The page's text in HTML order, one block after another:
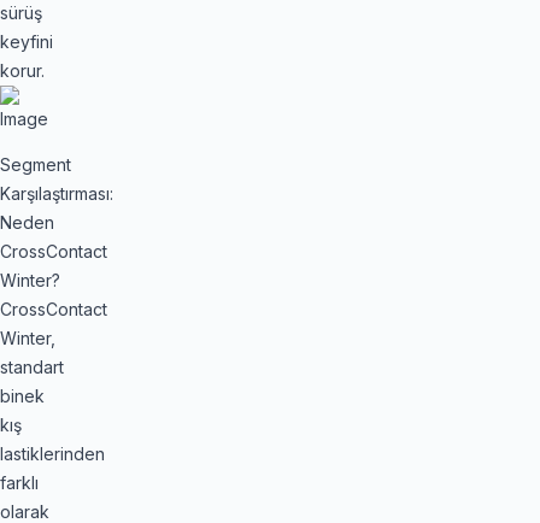
sürüş
keyfini
korur.
Segment
Karşılaştırması:
Neden
CrossContact
Winter?
CrossContact
Winter,
standart
binek
kış
lastiklerinden
farklı
olarak